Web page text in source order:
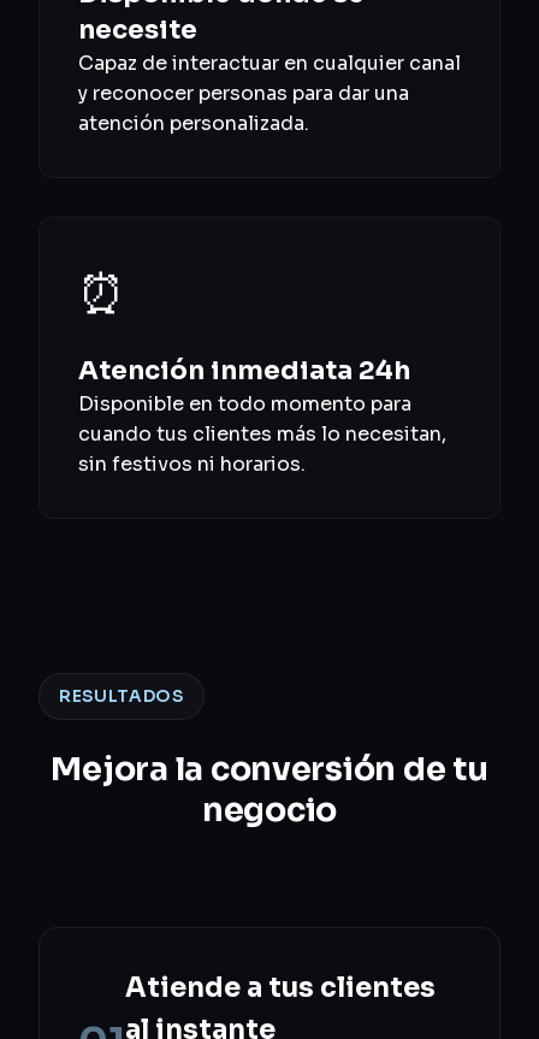
necesite
Capaz de interactuar en cualquier canal
y reconocer personas para dar una
atención personalizada.
⏰
Atención inmediata 24h
Disponible en todo momento para
cuando tus clientes más lo necesitan,
sin festivos ni horarios.
RESULTADOS
Mejora la conversión de tu
negocio
Atiende a tus clientes
al instante